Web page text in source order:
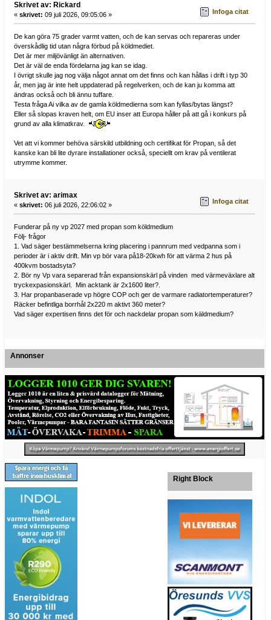
Skrivet av: Rickard
« skrivet: 09 juli 2026, 09:05:06 » Infoga citat
De kan göra 75 grader varmt vatten, och de kan servas och repareras under
överskådlig tid utan några förbud på köldmediet.
Det är mer miljövänligt än alternativen.
Det är väl de enda fördelarna jag kan se idag.
I övrigt skulle jag nog välja något annat om det finns och kan hållas i drift i typ 30
år, men jag är inte helt uppdaterad på regelverken, och de kan ju komma att
ändras också och bli ännu tuffare.
Testa fråga Ai vilka av de gamla köldmedierna som kan fyllas/bytas längst?
Eller så slopas kraven helt, om EU inser att Europa håller på att gå i konkurs på
grund av alla klimatkrav.
Vet att vi kommer behöva särskild utbildning och certifikat för Propan, så det
kanske kan bli lite dyrare installationer också, speciellt om krav på ventilerat
utrymme kommer.
Skrivet av: arimax
« skrivet: 06 juli 2026, 22:06:02 » Infoga citat
Funderar på ny vp 2027 med propan som köldmedium
Följ- frågor
1. Vad säger bestämmelserna kring placering i pannrum med vedpanna som i
perioder är i aktiv drift. Min vp bör vara på18-20kwh för att värma 2 hus på
400kvm bostadsyta?
2. Bör ny Vp vara separerad från expansionskärl på vinden med värmeväxlare alt
tryckexpasionskärl. Min acktank är 2x1600 liter?.
3. Har propanbaserade vp högre COP och ger de varmare radiatortemperaturer?
Räcker befintliga borrhål 2x220 m aktivt 360 meter?
Vad säger expertisen finns det för och nackdelar propan som käldmedium?
Annonser
Right Block